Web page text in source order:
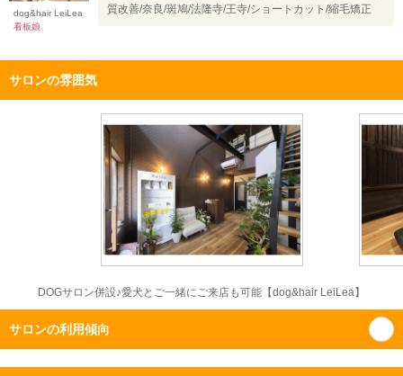
dog&hair LeiLea
看板娘
質改善/奈良/斑鳩/法隆寺/王寺/ショートカット/縮毛矯正
サロンの雰囲気
DOGサロン併設♪愛犬とご一緒にご来店も可能【dog&hair LeiLea】
サロンの利用傾向